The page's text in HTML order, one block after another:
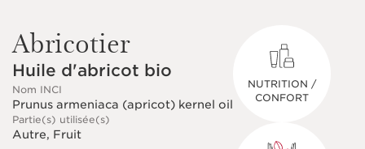
Abricotier
Huile d'abricot bio
Nom INCI
Prunus armeniaca (apricot) kernel oil
Partie(s) utilisée(s)
Autre, Fruit
NUTRITION /
CONFORT